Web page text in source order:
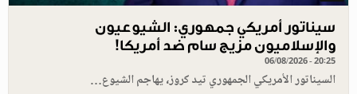
سيناتور أمريكي جمهوري: الشيوعيون
والإسلاميون مزيج سام ضد أمريكا!
06/08/2026 - 20:25
السيناتور الأمريكي الجمهوري تيد كروز، يهاجم الشيوع…